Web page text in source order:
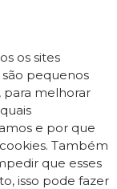
os sites
são pequenos
para melhorar
e por que
Também
que esses
isso pode fazer